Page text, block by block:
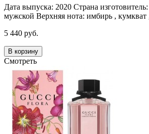
Дата выпуска: 2020 Страна
мужской Верхняя нота: имбирь , кумкват
5 440 руб.
В корзину
Смотреть